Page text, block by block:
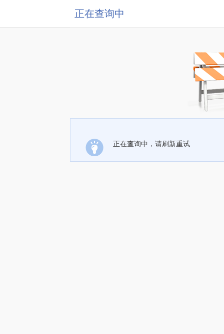
正在查询中
正在查询中，请刷新重试